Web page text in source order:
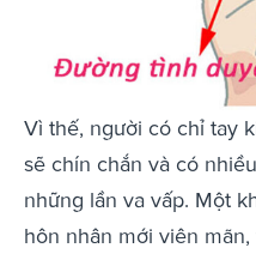
Vì thế, người có chỉ tay
sẽ chín chắn và có
những lần va vấp. Một
hôn nhân mới viên